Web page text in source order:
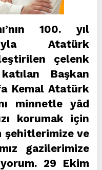
100. yıl
Atatürk
çelenk
Başkan
Kemal Atatürk
minnetle yâd
korumak için
şehitlerimize ve
gazilerimize
29 Ekim